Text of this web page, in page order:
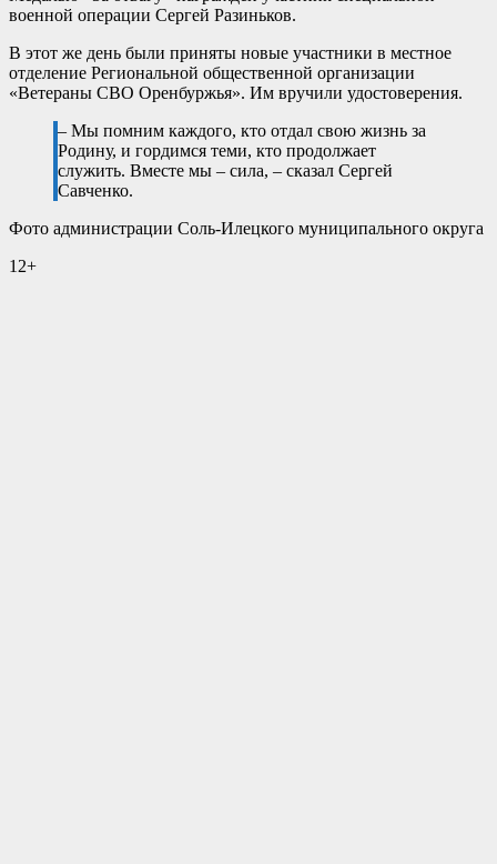
военной операции Сергей Разиньков.
В этот же день были приняты новые участники в местное
отделение Региональной общественной организации
«Ветераны СВО Оренбуржья». Им вручили удостоверения.
– Мы помним каждого, кто отдал свою жизнь за
Родину, и гордимся теми, кто продолжает
служить. Вместе мы – сила, – сказал Сергей
Савченко.
Фото администрации Соль-Илецкого муниципального округа
12+